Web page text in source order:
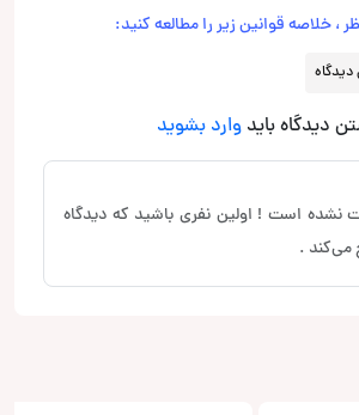
، خلاصه قوانین زیر را مطالعه کنید:
دیدگاه باید وارد بشوید
نشده است ! اولین نفری باشید که دیدگاه
می‌کند .